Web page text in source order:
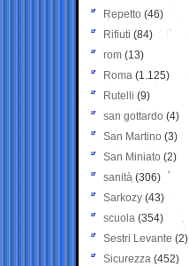
Repetto (46)
Rifiuti (84)
rom (13)
Roma (1.125)
Rutelli (9)
san gottardo (4)
San Martino (3)
San Miniato (2)
sanità (306)
Sarkozy (43)
scuola (354)
Sestri Levante (2)
Sicurezza (452)